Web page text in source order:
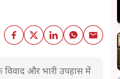
और भारी उपहास में